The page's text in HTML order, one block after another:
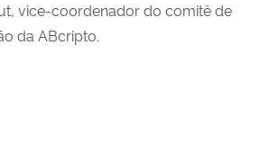
vice-coordenador do comitê de
da ABcripto.